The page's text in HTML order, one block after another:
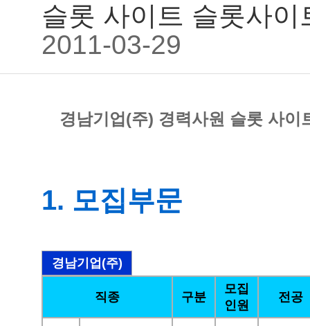
슬롯 사이트 슬롯사이
2011-03-29
경남기업(주) 경력사원 슬롯 사이
1. 모집부문
경남기업(주)
직종 구분
모집
인원
전공